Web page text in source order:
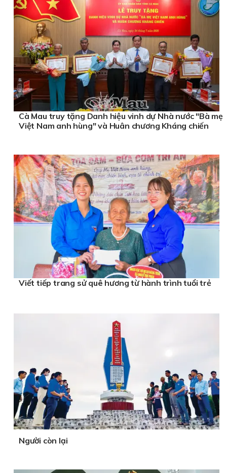
Cà Mau truy tặng Danh hiệu vinh dự Nhà nước "Bà mẹ
Việt Nam anh hùng" và Huân chương Kháng chiến
Viết tiếp trang sử quê hương từ hành trình tuổi trẻ
Người còn lại